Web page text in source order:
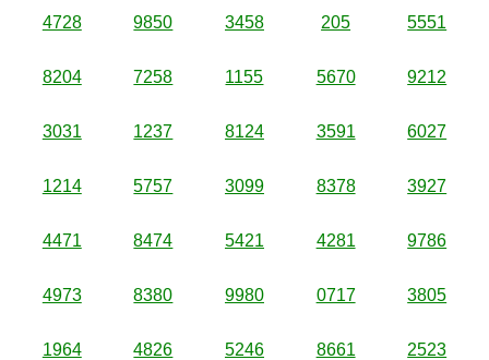
4728 9850 3458 205 5551
8204 7258 1155 5670 9212
3031 1237 8124 3591 6027
1214 5757 3099 8378 3927
4471 8474 5421 4281 9786
4973 8380 9980 0717 3805
1964 4826 5246 8661 2523